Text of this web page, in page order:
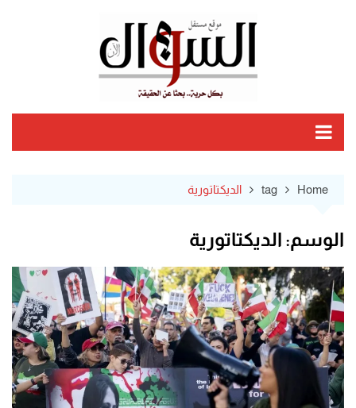
Home
tag الديكتاتورية
الوسم: الديكتاتورية